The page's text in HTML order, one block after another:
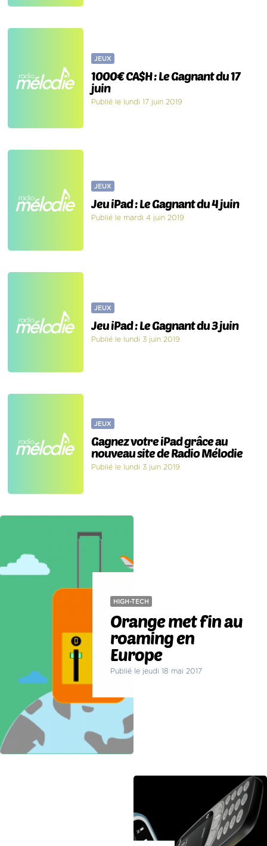
JEUX
1000€ CA$H : Le Gagnant du 17
juin
Publié le lundi 17 juin 2019
JEUX
Jeu iPad : Le Gagnant du 4 juin
Publié le mardi 4 juin 2019
JEUX
Jeu iPad : Le Gagnant du 3 juin
Publié le lundi 3 juin 2019
JEUX
Gagnez votre iPad grâce au
nouveau site de Radio Mélodie
Publié le lundi 3 juin 2019
HIGH-TECH
Orange met fin au
roaming en
Europe
Publié le jeudi 18 mai 2017